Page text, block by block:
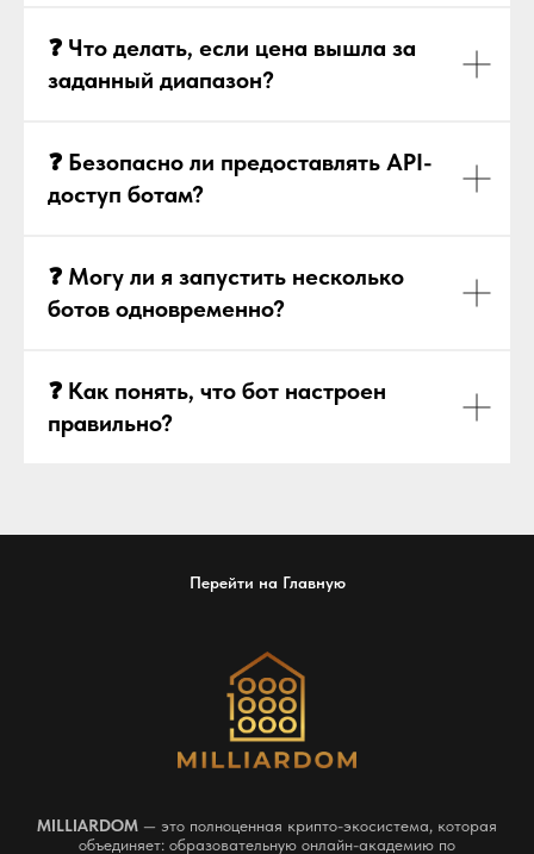
❓ Что делать, если цена вышла за
заданный диапазон?
❓ Безопасно ли предоставлять API-
доступ ботам?
❓ Могу ли я запустить несколько
ботов одновременно?
❓ Как понять, что бот настроен
правильно?
Перейти на Главную
MILLIARDOM — это полноценная крипто-экосистема, которая
объединяет: образовательную онлайн-академию по